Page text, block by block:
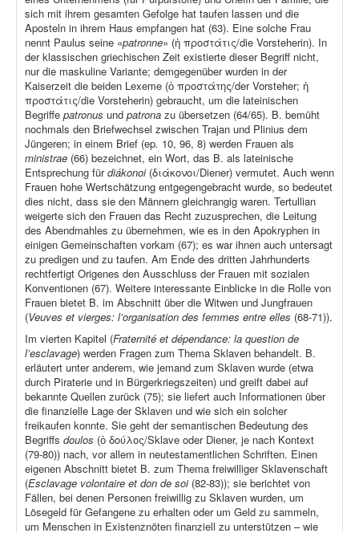
sich mit ihrem gesamten Gefolge hat taufen lassen und die
Aposteln in ihrem Haus empfangen hat (63). Eine solche Frau
nennt Paulus seine «patronne» (ἡ προστάτις/die Vorsteherin). In
der klassischen griechischen Zeit existierte dieser Begriff nicht,
nur die maskuline Variante; demgegenüber wurden in der
Kaiserzeit die beiden Lexeme (ὁ προστάτης/der Vorsteher; ἡ
προστάτις/die Vorsteherin) gebraucht, um die lateinischen
Begriffe patronus und patrona zu übersetzen (64/65). B. bemüht
nochmals den Briefwechsel zwischen Trajan und Plinius dem
Jüngeren; in einem Brief (ep. 10, 96, 8) werden Frauen als
ministrae (66) bezeichnet, ein Wort, das B. als lateinische
Entsprechung fürdiákonoi (διάκονοι/Diener) vermutet. Auch wenn
Frauen hohe Wertschätzung entgegengebracht wurde, so bedeutet
dies nicht, dass sie den Männern gleichrangig waren. Tertullian
weigerte sich den Frauen das Recht zuzusprechen, die Leitung
des Abendmahles zu übernehmen, wie es in den Apokryphen in
einigen Gemeinschaften vorkam (67); es war ihnen auch untersagt
zu predigen und zu taufen. Am Ende des dritten Jahrhunderts
rechtfertigt Origenes den Ausschluss der Frauen mit sozialen
Konventionen (67). Weitere interessante Einblicke in die Rolle von
Frauen bietet B. im Abschnitt über die Witwen und Jungfrauen
(Veuves et vierges: l’organisation des femmes entre elles (68-71)).
Im vierten Kapitel (Fraternité et dépendance: la question de
l’esclavage) werden Fragen zum Thema Sklaven behandelt. B.
erläutert unter anderem, wie jemand zum Sklaven wurde (etwa
durch Piraterie und in Bürgerkriegszeiten) und greift dabei auf
bekannte Quellen zurück (75); sie liefert auch Informationen über
die finanzielle Lage der Sklaven und wie sich ein solcher
freikaufen konnte. Sie geht der semantischen Bedeutung des
Begriffs doulos (ὁ δούλος/Sklave oder Diener, je nach Kontext
(79-80)) nach, vor allem in neutestamentlichen Schriften. Einen
eigenen Abschnitt bietet B. zum Thema freiwilliger Sklavenschaft
(Esclavage volontaire et don de soi(82-83)); sie berichtet von
Fällen, bei denen Personen freiwillig zu Sklaven wurden, um
Lösegeld für Gefangene zu erhalten oder um Geld zu sammeln,
um Menschen in Existenznöten finanziell zu unterstützen – wie